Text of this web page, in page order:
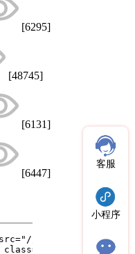
[6295]
[48745]
[6131]
[6447]
客服
小程序